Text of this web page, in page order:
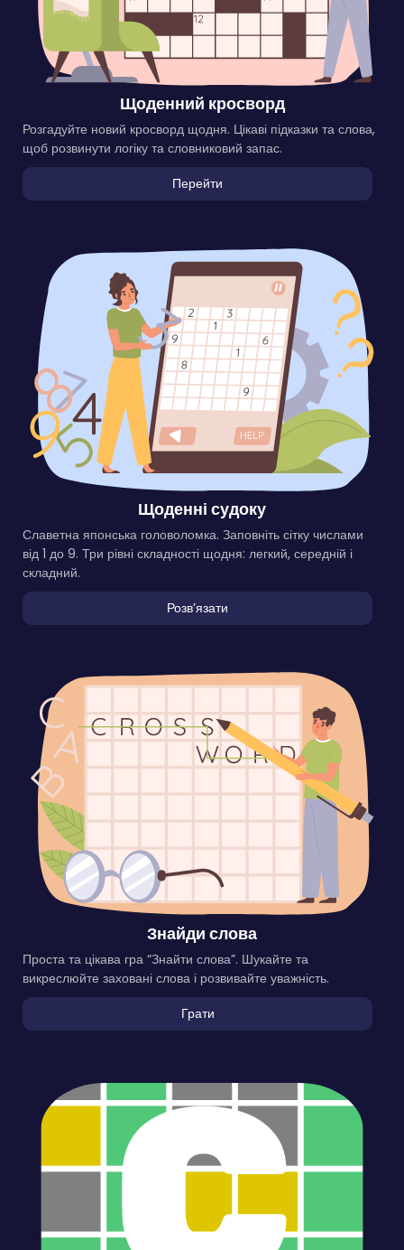
Щоденний кросворд
Розгадуйте новий кросворд щодня. Цікаві підказки та слова,
щоб розвинути логіку та словниковий запас.
Перейти
Щоденні судоку
Славетна японська головоломка. Заповніть сітку числами
від 1 до 9. Три рівні складності щодня: легкий, середній і
складний.
Розвʼязати
Знайди слова
Проста та цікава гра “Знайти слова”. Шукайте та
викреслюйте заховані слова і розвивайте уважність.
Грати